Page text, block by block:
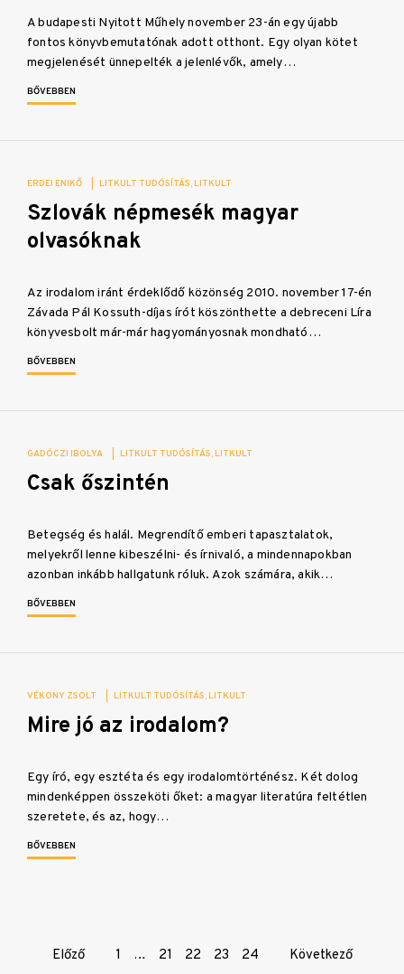
A budapesti Nyitott Műhely november 23-án egy újabb
fontos könyvbemutatónak adott otthont. Egy olyan kötet
megjelenését ünnepelték a jelenlévők, amely…
BŐVEBBEN
ERDEI ENIKŐ LITKULT TUDÓSÍTÁS LITKULT
Szlovák népmesék magyar
olvasóknak
Az irodalom iránt érdeklődő közönség 2010. november 17-én
Závada Pál Kossuth-díjas írót köszönthette a debreceni Líra
könyvesbolt már-már hagyományosnak mondható…
BŐVEBBEN
GADÓCZI IBOLYA LITKULT TUDÓSÍTÁS LITKULT
Csak őszintén
Betegség és halál. Megrendítő emberi tapasztalatok,
melyekről lenne kibeszélni- és írnivaló, a mindennapokban
azonban inkább hallgatunk róluk. Azok számára, akik…
BŐVEBBEN
VÉKONY ZSOLT LITKULT TUDÓSÍTÁS LITKULT
Mire jó az irodalom?
Egy író, egy esztéta és egy irodalomtörténész. Két dolog
mindenképpen összeköti őket: a magyar literatúra feltétlen
szeretete, és az, hogy…
BŐVEBBEN
Page
Előző 1 … 21 22 23 24 Következő